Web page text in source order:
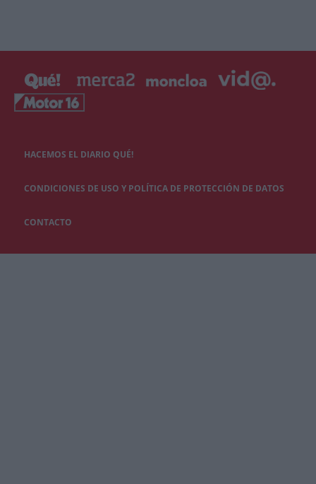
HACEMOS EL DIARIO QUÉ!
CONDICIONES DE USO Y POLÍTICA DE PROTECCIÓN DE DATOS
CONTACTO